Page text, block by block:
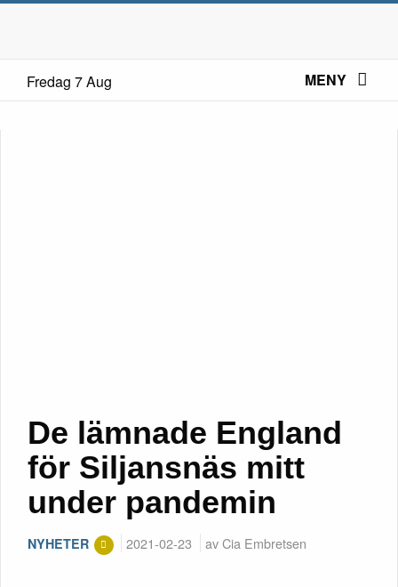
Fredag 7 Aug MENY
De lämnade England
för Siljansnäs mitt
under pandemin
NYHETER 2021-02-23 av Cia Embretsen